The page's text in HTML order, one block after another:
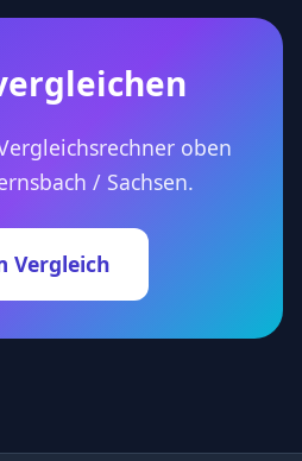
oben
/ Sachsen.
Vergleich